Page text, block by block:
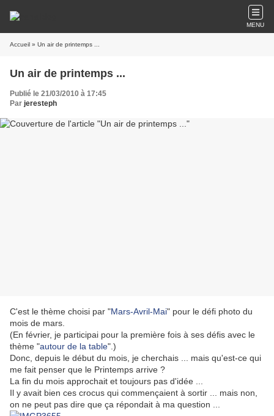
MENU
Accueil » Un air de printemps ...
Un air de printemps ...
Publié le 21/03/2010 à 17:45
Par jeresteph
C'est le thème choisi par "Mars-Avril-Mai" pour le défi photo du
mois de mars.
(En février, je participai pour la première fois à ses défis avec le
thème "autour de la table".)
Donc, depuis le début du mois, je cherchais ... mais qu'est-ce qui
me fait penser que le Printemps arrive ?
La fin du mois approchait et toujours pas d'idée ...
Il y avait bien ces crocus qui commençaient à sortir ... mais non,
on ne peut pas dire que ça répondait à ma question ...